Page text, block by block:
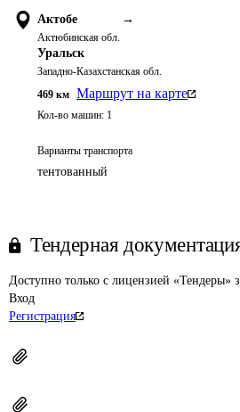
Актобе →
Актюбинская обл.
Уральск
Западно-Казахстанская обл.
469 км Маршрут на карте
Кол-во машин: 1
Варианты транспорта
тентованный
Тендерная
Доступно только с лицензией «Тендеры»
Вход
Регистрация